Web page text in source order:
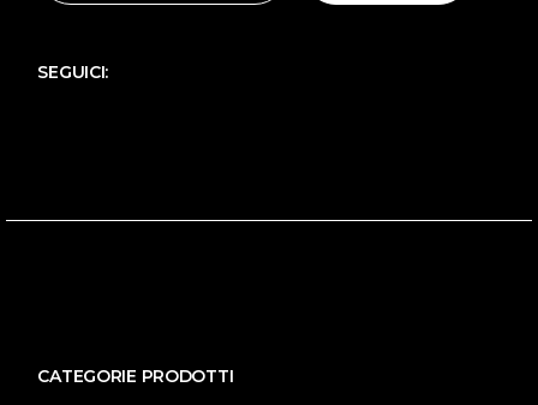
SEGUICI:
CATEGORIE PRODOTTI